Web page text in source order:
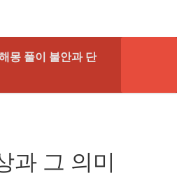
몽 풀이 불안과 단
과 그 의미